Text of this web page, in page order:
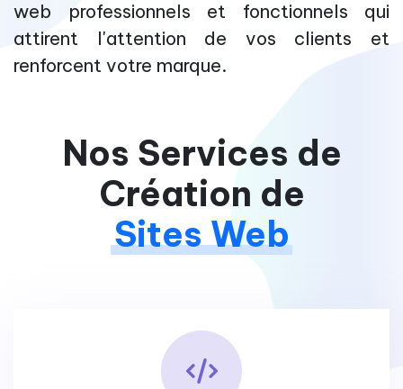
web professionnels et fonctionnels qui
attirent l'attention de vos clients et
renforcent votre marque.
Nos Services de
Création de
Sites Web